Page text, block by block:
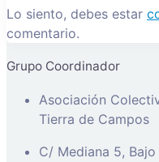
Lo siento, debes estar
comentario.
Grupo Coordinador
Asociación
Tierra de Campos
C/ Mediana 5, Bajo